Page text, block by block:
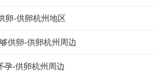
卵-供卵杭州地区
供卵-供卵杭州周边
孕-供卵杭州周边